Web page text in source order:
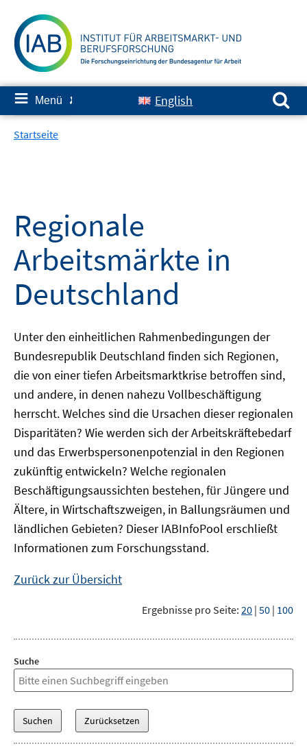
zum
Inhalt
≡ Menü ✘ English
Suchen nach:
Startseite
Regionale
Arbeitsmärkte in
Deutschland
Unter den einheitlichen Rahmenbedingungen der
Bundesrepublik Deutschland finden sich Regionen,
die von einer tiefen Arbeitsmarktkrise betroffen sind,
und andere, in denen nahezu Vollbeschäftigung
herrscht. Welches sind die Ursachen dieser regionalen
Disparitäten? Wie werden sich der Arbeitskräftebedarf
und das Erwerbspersonenpotenzial in den Regionen
zukünftig entwickeln? Welche regionalen
Beschäftigungsaussichten bestehen, für Jüngere und
Ältere, in Wirtschaftszweigen, in Ballungsräumen und
ländlichen Gebieten? DieserIABInfoPool erschließt
Informationen zum Forschungsstand.
Zurück zur Übersicht
Ergebnisse pro Seite: 20 | 50 | 100
Suche